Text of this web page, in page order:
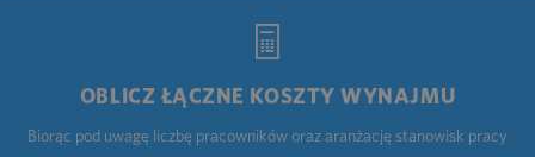
OBLICZ ŁĄCZNE KOSZTY WYNAJMU
Biorąc pod uwagę liczbę pracowników oraz aranżację stanowisk pracy